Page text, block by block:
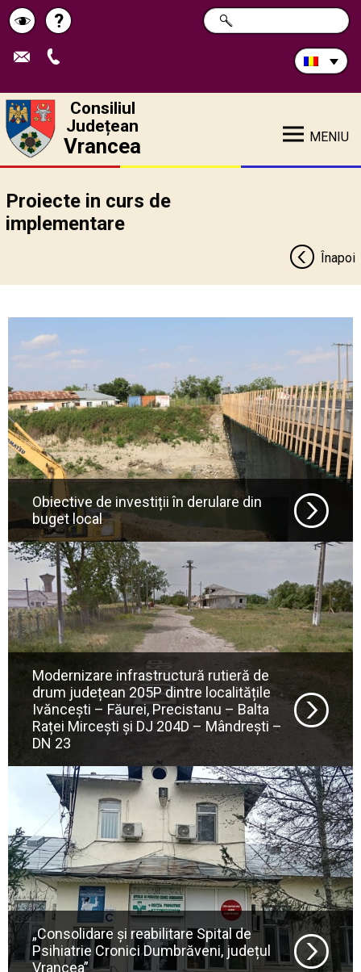
Schimbă
contrastul
Pagina
de
?
Caută
în
CAUTĂ
Consiliul
Județean
Vrancea MENIU
Proiecte in curs de
implementare
Înapoi
Obiective de investiții în derulare din
buget local
Modernizare infrastructură rutieră de
drum județean 205P dintre localitățile
Ivăncești – Făurei, Precistanu – Balta
Raței Mircești și DJ 204D – Mândrești –
DN 23
„Consolidare și reabilitare Spital de
Psihiatrie Cronici Dumbrăveni, județul
Vrancea”